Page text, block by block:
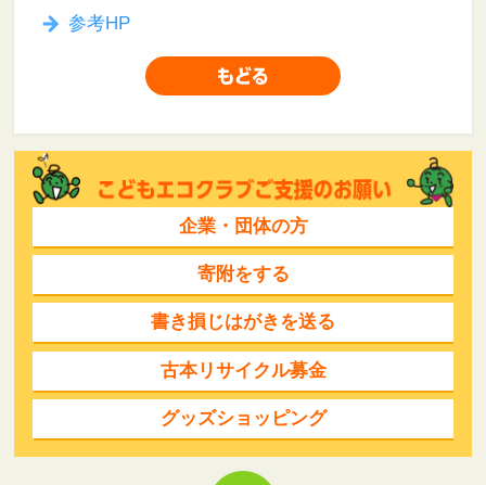
参考HP
企業・団体の方
寄附をする
書き損じはがきを送る
古本リサイクル募金
グッズショッピング